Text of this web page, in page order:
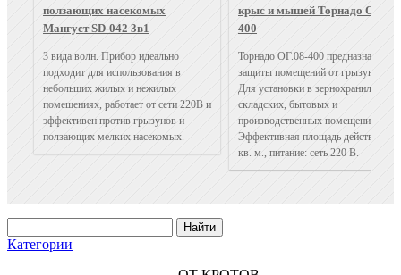
ползающих насекомых
Мангуст SD-042 3в1
3 вида волн. Прибор идеально
подходит для использования в
небольших жилых и нежилых
помещениях, работает от сети 220В и
эффективен против грызунов и
ползающих мелких насекомых.
крыс и мышей Торнадо ОГ.08-
400
Торнадо ОГ.08-400 предназначен
защиты помещений от грызунов.
Для установки в зернохранилищах,
складских, бытовых и
производственных помещениях.
Эффективная площадь действия
кв. м., питание: сеть 220 В.
Категории